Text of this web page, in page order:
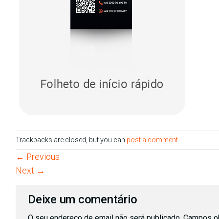
Trackbacks are closed, but you can post a comment
← Previous
Next →
Deixe um comentário